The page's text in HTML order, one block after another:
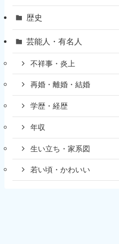
歴史
芸能人・有名人
不祥事・炎上
再婚・離婚・結婚
学歴・経歴
年収
生い立ち・家系図
若い頃・かわいい